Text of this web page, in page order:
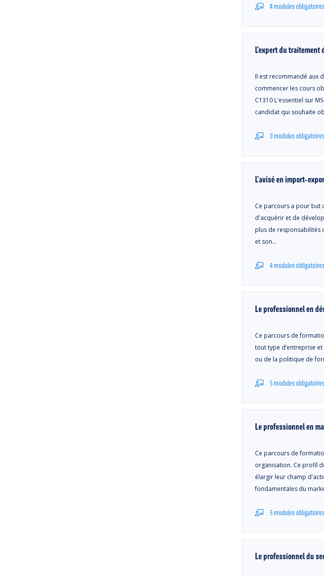
4 modules
L'expert du traitement
Il est recommandé aux
commencer les cours
C1310 L'essentiel sur
candidat qui souhaite
3 modules
L'avisé en import-
Ce parcours a pour but
d'acquérir et de
plus de responsabilités
et son…
4 modules
Le professionnel en
Ce parcours de
tout type d’entreprise
ou de la politique de
5 modules
Le professionnel en
Ce parcours de
organisation. Ce profil
élargir leur champ
fondamentales du
5 modules
Le professionnel du